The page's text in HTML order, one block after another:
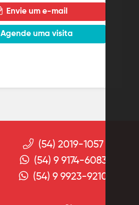
Envie um e-mail
Agende uma visita
(54) 2019-1057
(54) 9 9174-6083
(54) 9 9923-9210